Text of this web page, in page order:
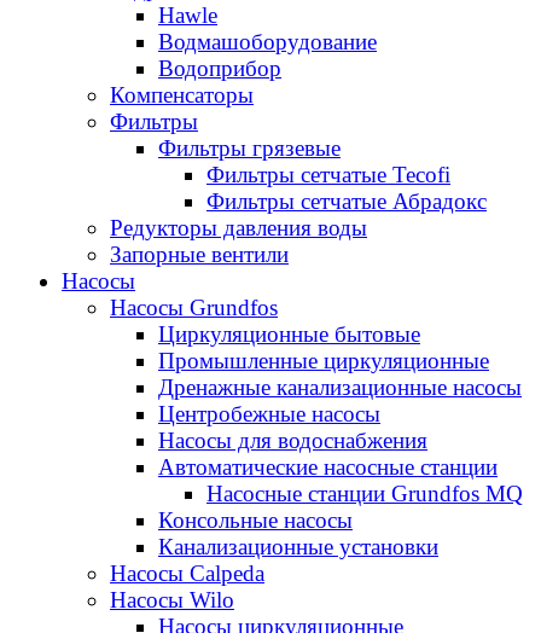
Hawle
Водмашоборудование
Водоприбор
Компенсаторы
Фильтры
Фильтры грязевые
Фильтры сетчатые Tecofi
Фильтры сетчатые Абрадокс
Редукторы давления воды
Запорные вентили
Насосы
Насосы Grundfos
Циркуляционные бытовые
Промышленные циркуляционные
Дренажные канализационные насосы
Центробежные насосы
Насосы для водоснабжения
Автоматические насосные станции
Насосные станции Grundfos MQ
Консольные насосы
Канализационные установки
Насосы Calpeda
Насосы Wilo
Насосы циркуляционные